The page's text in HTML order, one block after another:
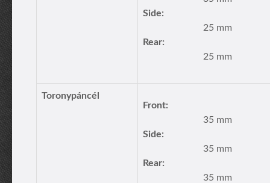
Side:
25 mm
Rear:
25 mm
Toronypáncél
Front:
35 mm
Side:
35 mm
Rear:
35 mm